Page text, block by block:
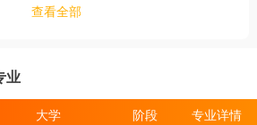
管理的功能。
查看全部
业
大学 阶段 专业详情